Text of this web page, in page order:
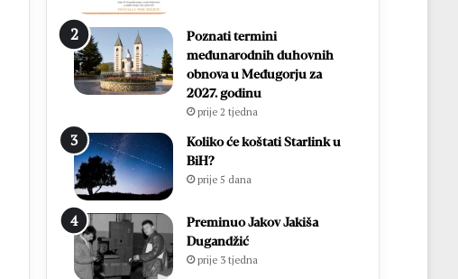
Poznati termini
međunarodnih duhovnih
obnova u Međugorju za
2027. godinu
prije 2 tjedna
Koliko će koštati Starlink u
BiH?
prije 5 dana
Preminuo Jakov Jakiša
Dugandžić
prije 3 tjedna